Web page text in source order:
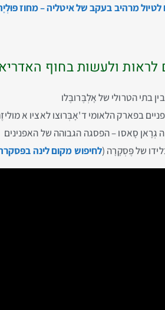
מרהיב בעקב של איטליה – מחוז
לראות ולעשות בחוף
בתי הטרולי של אָלְבֶּרובֶּלו
בפארק הלאומי ד'אָבְּרוּצו לאציו א
גְרָאן סָאסו – הפסגה הגבוהה של האפנינים
של פֶּסְקָרָה (לחיפוש מקום לינה